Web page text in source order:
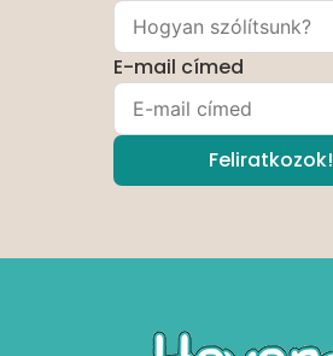
E-mail címed
Feliratkozok!